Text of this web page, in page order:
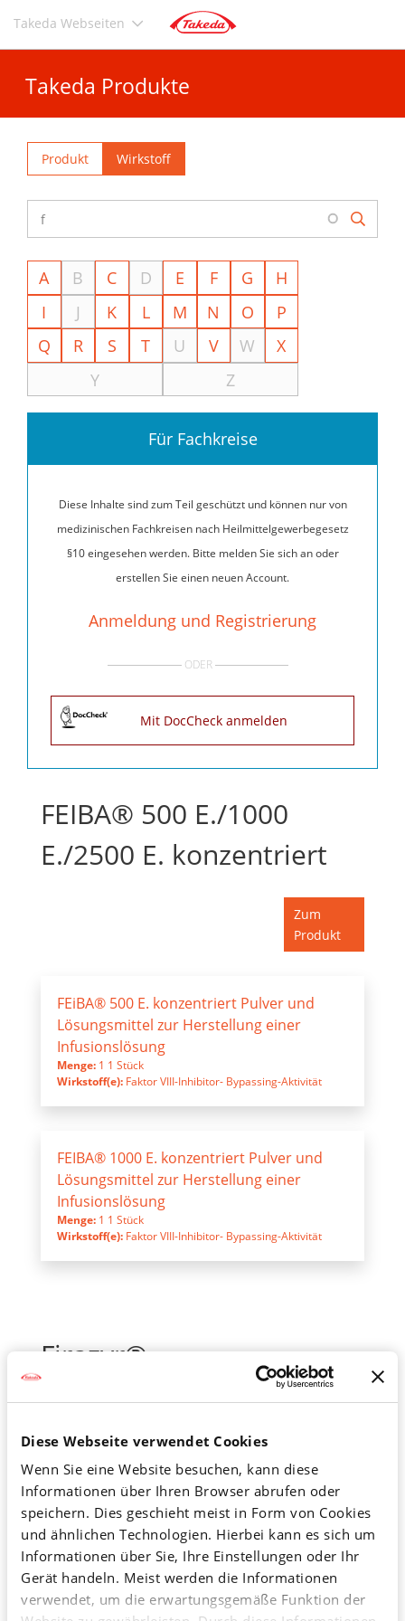
Diese Webseite verwendet Cookies
Wenn Sie eine Website besuchen, kann diese
Informationen über Ihren Browser abrufen oder
speichern. Dies geschieht meist in Form von Cookies
und ähnlichen Technologien. Hierbei kann es sich um
Informationen über Sie, Ihre Einstellungen oder Ihr
Gerät handeln. Meist werden die Informationen
verwendet, um die erwartungsgemäße Funktion der
Direkt
Takeda Webseiten
Takeda Produkte
Produkt Wirkstoff
A B C D E F G
H
I
J K L M N O
P
Q
R S T U V W
X
Y
Z
Für Fachkreise
Diese Inhalte sind zum Teil geschützt und können nur von
medizinischen Fachkreisen nach Heilmittelgewerbegesetz
§10 eingesehen werden. Bitte melden Sie sich an oder
erstellen Sie einen neuen Account.
Anmeldung und Registrierung
ODER
Mit DocCheck anmelden
FEIBA® 500 E./1000
E./2500 E. konzentriert
Zum
Produkt
FEiBA® 500 E. konzentriert Pulver und
Lösungsmittel zur Herstellung einer
Infusionslösung
Menge: 1 1 Stück
Wirkstoff(e): Faktor VIII-Inhibitor- Bypassing-Aktivität
FEIBA® 1000 E. konzentriert Pulver und
Lösungsmittel zur Herstellung einer
Infusionslösung
Menge: 1 1 Stück
Wirkstoff(e): Faktor VIII-Inhibitor- Bypassing-Aktivität
Firazyr®
einer Fertigspritze
Firazyr® Fertigspritze
Menge:1 St
Wirkstoff(e):Icatibant